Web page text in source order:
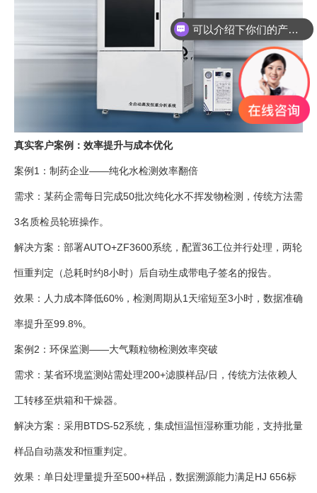
真实客户案例：效率提升与成本优化
案例1：制药企业——纯化水检测效率翻倍
需求：某药企需每日完成50批次纯化水不挥发物检测，传统方法需
3名质检员轮班操作。
解决方案：部署AUTO+ZF3600系统，配置36工位并行处理，两轮
恒重判定（总耗时约8小时）后自动生成带电子签名的报告。
效果：人力成本降低60%，检测周期从1天缩短至3小时，数据准确
率提升至99.8%。
案例2：环保监测——大气颗粒物检测效率突破
需求：某省环境监测站需处理200+滤膜样品/日，传统方法依赖人
工转移至烘箱和干燥器。
解决方案：采用BTDS-52系统，集成恒温恒湿称重功能，支持批量
样品自动蒸发和恒重判定。
效果：单日处理量提升至500+样品，数据溯源能力满足HJ 656标
你们是怎么收费的呢